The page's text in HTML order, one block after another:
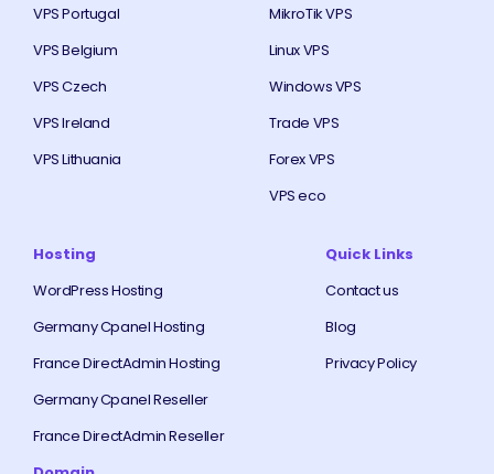
VPS Portugal
VPS Belgium
VPS Czech
VPS Ireland
VPS Lithuania
MikroTik VPS
Linux VPS
Windows VPS
Trade VPS
Forex VPS
VPS eco
Hosting
WordPress Hosting
Germany Cpanel Hosting
France DirectAdmin Hosting
Germany Cpanel Reseller
France DirectAdmin Reseller
Quick Links
Contact us
Blog
Privacy Policy